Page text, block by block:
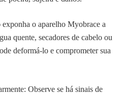
o aparelho Myobrace a
quente, secadores de cabelo ou
deformá-lo e comprometer sua
Observe se há sinais de